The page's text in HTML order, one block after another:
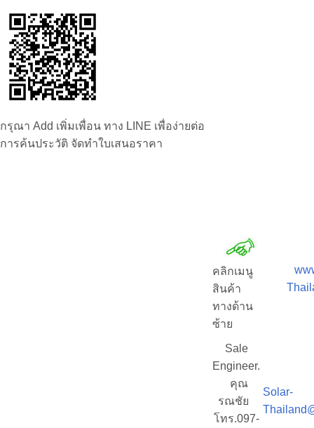
กรุณา Add เพิ่มเพื่อน ทาง LINE เพื่อง่ายต่อ
การค้นประวัติ จัดทำใบเสนอราคา
คลิกเมนู
สินค้า
ทางด้าน
ซ้าย
Sale
Engineer.
คุณ
รณชัย
โทร.097-
Solar-